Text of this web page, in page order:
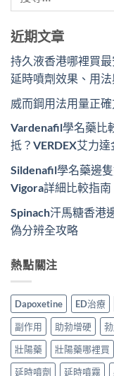
近期文章
持久液香港哪裡買
延時噴劑效果、用
威而鋼用法用量正
Vardenafil學名藥比
抵？VERDEX艾力
Sildenafil學名藥邊
Vigora詳細比較指南
Spinach汗馬糖香港
偽分辨全攻略
熱點關注
Dapoxetine ED治療
副作用
助勃增硬
壯陽藥
壯陽藥哪裡買
延時噴劑
延時噴霧